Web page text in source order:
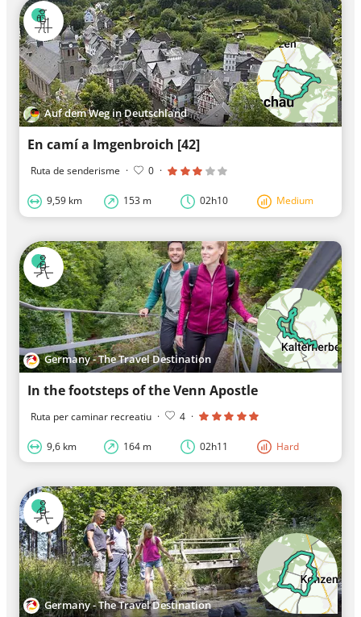
Auf dem Weg in Deutschland
En camí a Imgenbroich [42]
Ruta de senderisme · 0 ·
9,59 km 153 m 02h10 Medium
Germany - The Travel Destination
In the footsteps of the Venn Apostle
Ruta per caminar recreatiu · 4 ·
9,6 km 164 m 02h11 Hard
Germany - The Travel Destination